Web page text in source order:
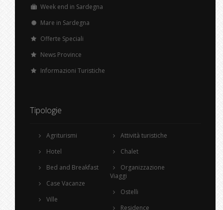
Week end in Sardegna
Mare in Sardegna
Offerte Speciali
News Province
Informazioni Turistiche
Tipologie
Agriturismi
Hotel
Bed and Breakfast
Case Vacanze
Ville
Attività turistiche
Chalet
Organizzazione
Viaggi
Ostelli
Residence